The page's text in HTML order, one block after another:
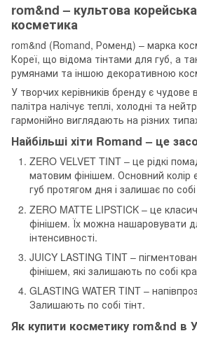
rom&nd – культова
косметика
rom&nd (Romand, Роменд) – марка
Кореї, що відома тінтами для губ, а
румянами та іншою декоративною
У творчих керівників бренду є чудове
палітра налічує теплі, холодні та
гармонійно виглядають на різних
Найбільші хіти Romand – це
ZERO VELVET TINT – це рідкі
матовим фінішем. Основний колір
губ протягом дня і залишає по собі
ZERO MATTE LIPSTICK – це
фінішем. Їх можна нашаровувати
інтенсивності.
JUICY LASTING TINT –
фінішем, які залишають по собі
GLASTING WATER TINT –
Залишають по собі тінт.
Як купити косметику rom&nd в